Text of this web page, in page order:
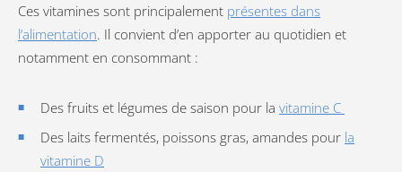
Ces vitamines sont principalement présentes dans
l’alimentation. Il convient d’en apporter au quotidien et
notamment en consommant :
Des fruits et légumes de saison pour la vitamine C
Des laits fermentés, poissons gras, amandes pour la
vitamine D